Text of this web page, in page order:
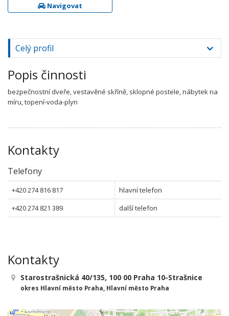
Navigovat
Celý profil
Popis činnosti
bezpečnostní dveře, vestavěné skříně, sklopné postele, nábytek na
míru, topení-voda-plyn
Kontakty
Telefony
+420 274 816 817
hlavní telefon
+420 274 821 389
další telefon
Kontakty
Starostrašnická 40/135, 100 00 Praha 10-Strašnice
okres Hlavní město Praha, Hlavní město Praha